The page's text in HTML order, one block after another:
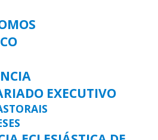
EXECUTIVO